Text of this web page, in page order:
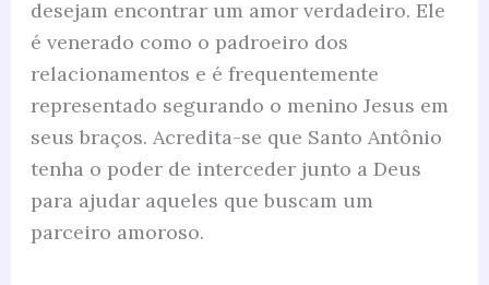
desejam encontrar um amor verdadeiro. Ele
é venerado como o padroeiro dos
relacionamentos e é frequentemente
representado segurando o menino Jesus em
seus braços. Acredita-se que Santo Antônio
tenha o poder de interceder junto a Deus
para ajudar aqueles que buscam um
parceiro amoroso.